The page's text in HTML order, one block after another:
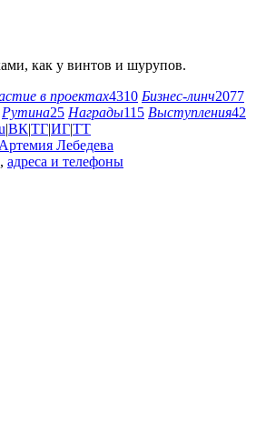
как у винтов и шурупов.
в проектах4310 Бизнес-линч2077
Рутина25 Награды115 Выступления42
|ВК|ТГ|ИГ|ТТ
Лебедева
, адреса и телефоны